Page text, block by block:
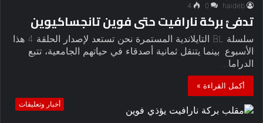
haideb
0
4
تدفئ بركة نارافيت حتى فوين تانجساكيوين
سلسلة BL التايلاندية المستمرة نحن تستعد لإصدار الحلقة 4 هذا
الأسبوع. بينما يتنقل ثمانية أصدقاء في حياتهم الجامعية، تتبع
الدراما…
أكمل القراءة »
أخبار وتعليقات